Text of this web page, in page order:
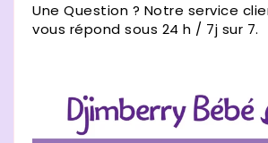
Une Question ? Notre service
vous répond sous 24 h / 7j sur 7.